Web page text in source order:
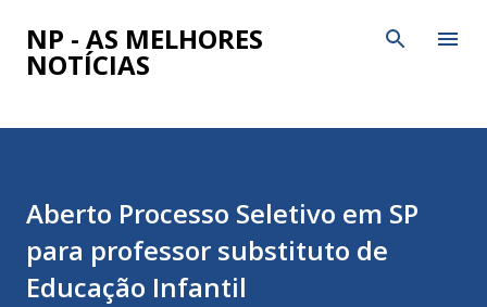
Pular para o conteúdo principal
NP - AS MELHORES
NOTÍCIAS
Aberto Processo Seletivo em SP
para professor substituto de
Educação Infantil